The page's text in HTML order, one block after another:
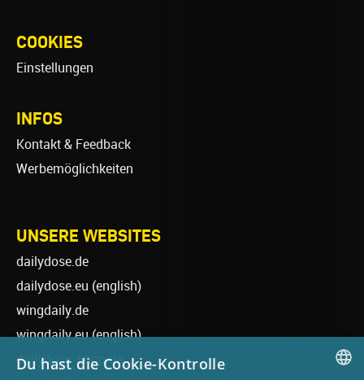
COOKIES
Einstellungen
INFOS
Kontakt & Feedback
Werbemöglichkeiten
UNSERE WEBSITES
dailydose.de
dailydose.eu (english)
wingdaily.de
wingdaily.eu(english)
dailydose-shop.de
Du hast die Cookie-Kontrolle